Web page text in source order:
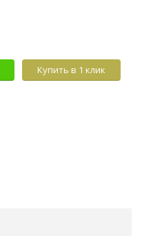
Купить в 1 клик